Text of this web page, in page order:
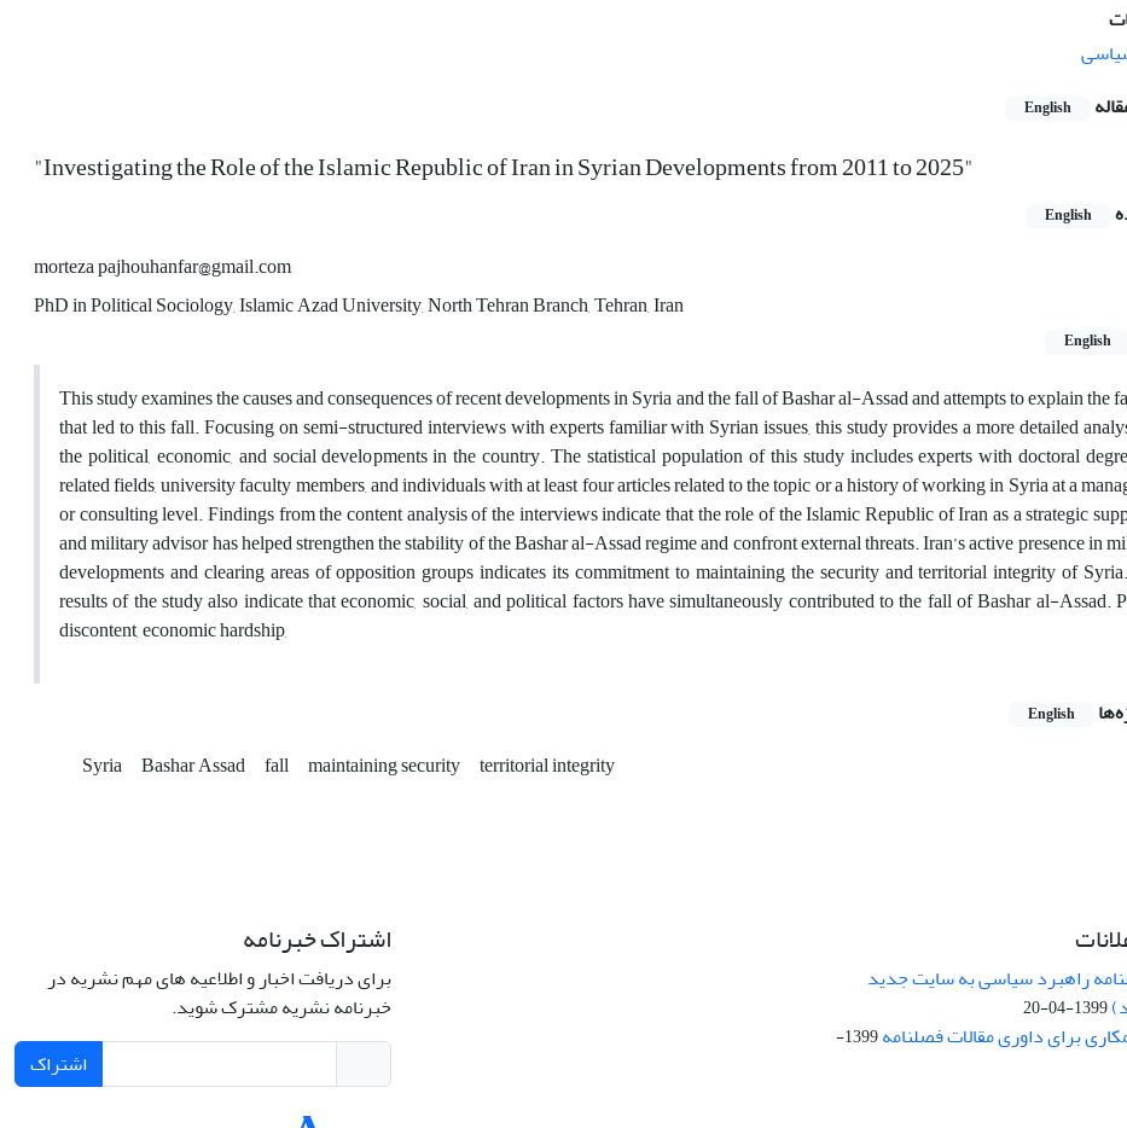
English
"Investigating the Role of the Islamic Republic of Iran in Syrian Developments from 2011 to 2025"
English
morteza pajhouhanfar@gmail.com
PhD in Political Sociology, Islamic Azad University, North Tehran Branch, Tehran, Iran
English
This study examines the causes and consequences of recent developments in Syria and the fall of Bashar al-Assad and attempts to explain the
that led to this fall. Focusing on semi-structured interviews with experts familiar with Syrian issues, this study provides a more detailed
the political, economic, and social developments in the country. The statistical population of this study includes experts with doctoral
related fields, university faculty members, and individuals with at least four articles related to the topic or a history of working in Syria at a
or consulting level. Findings from the content analysis of the interviews indicate that the role of the Islamic Republic of Iran as a strategic
and military advisor has helped strengthen the stability of the Bashar al-Assad regime and confront external threats. Iran’s active presence in
developments and clearing areas of opposition groups indicates its commitment to maintaining the security and territorial integrity of
results of the study also indicate that economic, social, and political factors have simultaneously contributed to the fall of Bashar al-Assad.
discontent, economic hardship,
English
Syria Bashar Assad fall maintaining security territorial integrity
راهبرد سیاسی به سایت جدید
1399-04-20
برای داوری مقالات فصلنامه
1399-
اشتراک خبرنامه
برای دریافت اخبار و اطلاعیه های مهم نشریه در
خبرنامه نشریه مشترک شوید.
اشتراک